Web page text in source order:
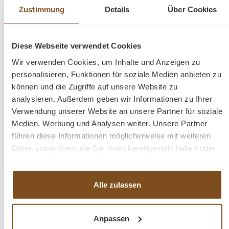
Zustimmung Details Über Cookies
Diese Webseite verwendet Cookies
Wir verwenden Cookies, um Inhalte und Anzeigen zu
personalisieren, Funktionen für soziale Medien anbieten zu
können und die Zugriffe auf unsere Website zu
analysieren. Außerdem geben wir Informationen zu Ihrer
Verwendung unserer Website an unsere Partner für soziale
Medien, Werbung und Analysen weiter. Unsere Partner
führen diese Informationen möglicherweise mit weiteren
Daten zusammen, die Sie ihnen bereitgestellt haben oder
haben.
Alle zulassen
Anpassen
Landhausmöbel, Teakschränke, Originalmöbel uvm.
Details:
Material:
Teakholz (recycelt)
Farbe:
Teakbraun
Zustand:
neu
Stil:
Landhausstil
Anlieferung:
fertig montiert
Menü schließen